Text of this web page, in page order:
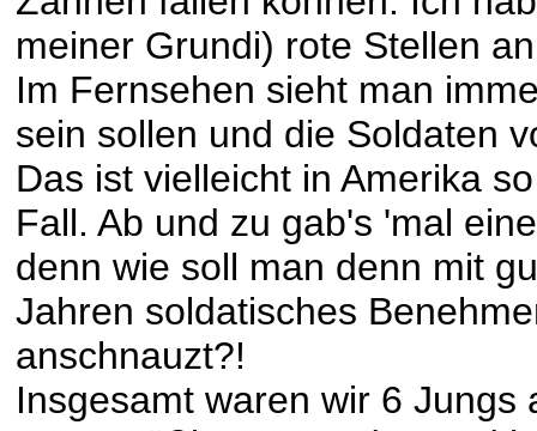
meiner Grundi) rote Stellen
Im Fernsehen sieht man
sein sollen und die Soldaten
Das ist vielleicht in Amerika
Fall. Ab und zu gab's 'mal
denn wie soll man denn mit
Jahren soldatisches
anschnauzt?!
Insgesamt waren wir 6